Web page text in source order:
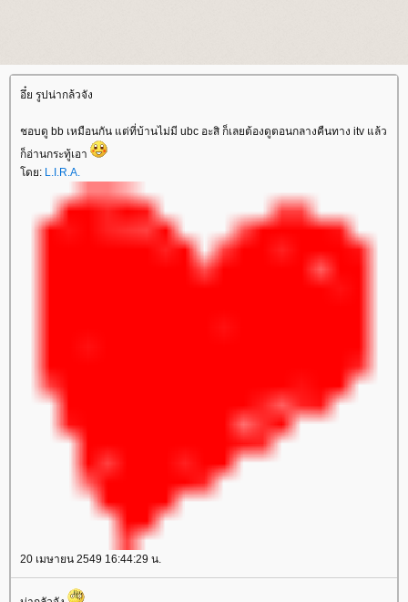
อึ๋ย รูปน่ากล้วจัง
ชอบดู bb เหมือนกัน แต่ที่บ้านไม่มี ubc อะสิ ก็เลยต้องดูตอนกลางคืนทาง itv แล้ว
ก็อ่านกระทู้เอา
ดย: L.I.R.A.
20 เมษายน 2549 16:44:29 น.